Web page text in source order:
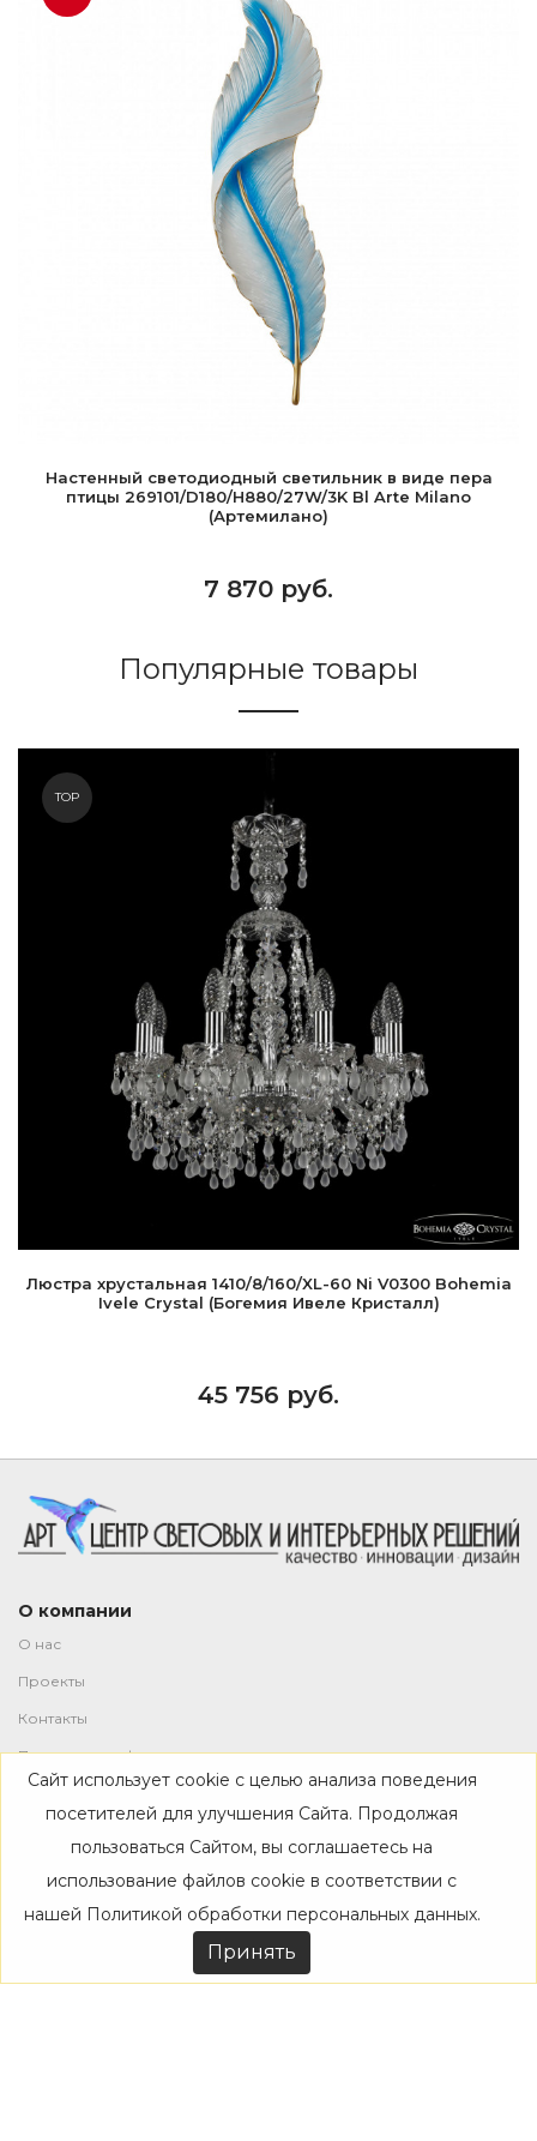
Настенный светодиодный светильник в виде пера
птицы 269101/D180/H880/27W/3K Bl Arte Milano
(Артемилано)
7 870 руб.
Популярные товары
TOP
Люстра хрустальная 1410/8/160/XL-60 Ni V0300 Bohemia
Ivele Crystal (Богемия Ивеле Кристалл)
45 756 руб.
О компании
О нас
Проекты
Контакты
Политика конфиденциальности
Магазин
Каталог
Дизайнерам
Акции
Сайт использует cookie с целью анализа поведения
посетителей для улучшения Сайта. Продолжая
пользоваться Сайтом, вы соглашаетесь на
использование файлов cookie в соответствии с
нашей Политикой обработки персональных данных.
Принять